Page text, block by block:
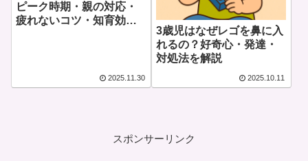
ピーク時期・親の対応・
疲れないコツ・知育効果
2025.11.30
3歳児はなぜレゴを鼻に入
れるの？好奇心・発達・
対処法を解説
2025.10.11
スポンサーリンク